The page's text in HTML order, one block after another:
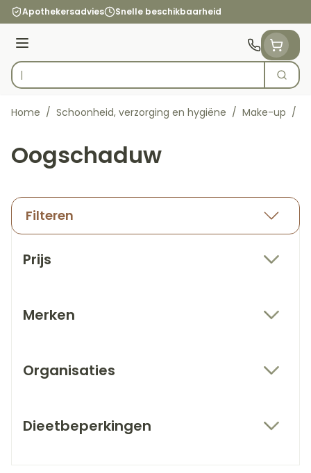
Ga naar de inhoud
Apothekersadvies Snelle beschikbaarheid
Menu
Product, merk, categorie...
Zoek
Home / Schoonheid, verzorging en hygiëne / Make-up /
Oogschaduw
Filteren
Prijs
Merken
Organisaties
Dieetbeperkingen